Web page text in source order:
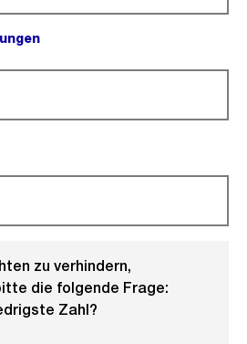
zu verhindern,
die folgende Frage:
Zahl?